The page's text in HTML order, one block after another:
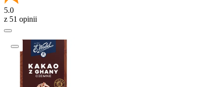
5.0
z 51 opinii